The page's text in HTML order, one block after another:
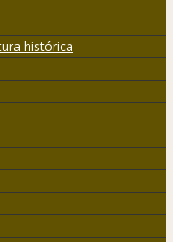
histórica